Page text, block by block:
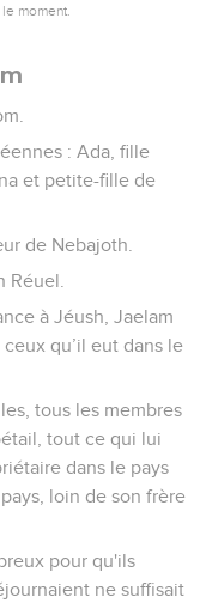
moment.
: Ada, fille
et petite-fille de
de Nebajoth.
Réuel.
à Jéush, Jaelam
qu’il eut dans le
tous les membres
tout ce qui lui
dans le pays
loin de son frère
pour qu'ils
ne suffisait